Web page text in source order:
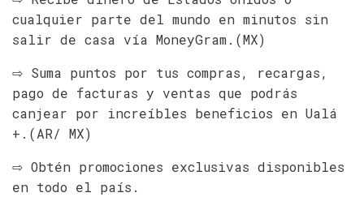
cualquier parte del mundo en minutos sin
salir de casa vía MoneyGram.(MX)
⇨ Suma puntos por tus compras, recargas,
pago de facturas y ventas que podrás
canjear por increíbles beneficios en Ualá
+.(AR/ MX)
⇨ Obtén promociones exclusivas disponibles
en todo el país.